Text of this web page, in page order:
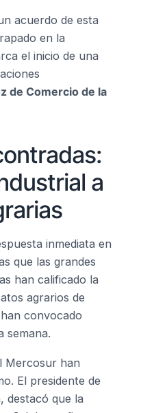
acuerdo de esta
en la
el inicio de una
de Comercio de la
a
inmediata en
que las grandes
han calificado la
agrarios de
convocado
semana.
Mercosur han
El presidente de
destacó que la